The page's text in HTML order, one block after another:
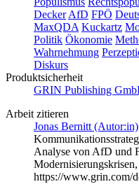
Decker AfD FPÖ
MaxQDA Kuckartz
Politik Ökonomie
Wahrnehmung
Diskurs
Produktsicherheit
GRIN Publishing
Arbeit zitieren
Jonas Bernitt (Autor:in)
Analyse von AfD und
https://www.grin.com/